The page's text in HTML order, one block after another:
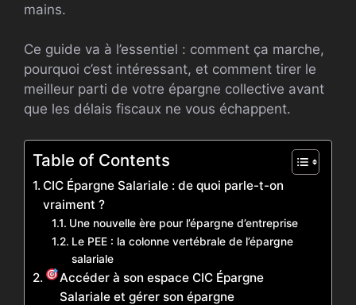
mains.
Ce guide va à l’essentiel : comment ça marche,
pourquoi c’est intéressant, et comment tirer le
meilleur parti de votre épargne collective avant
que les délais fiscaux ne vous échappent.
Table of Contents
CIC Épargne Salariale : de quoi parle-t-on
vraiment ?
Une nouvelle ère pour l’épargne d’entreprise
Le PEE : la colonne vertébrale de l’épargne
salariale
Accéder à son espace CIC Épargne
Salariale et gérer son épargne